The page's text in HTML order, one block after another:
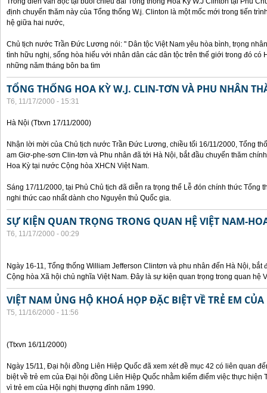
định chuyến thăm này của Tổng thống W.j. Clinton là một mốc mới trong tiến
hệ giữa hai nước,
Chủ tịch nước Trần Đức Lương nói: " Dân tộc Việt Nam yêu hòa bình, trọng
tình hữu nghị, sống hòa hiếu với nhân dân các dân tộc trên thế giới trong đó có
những năm tháng bôn ba tìm
TỔNG THỐNG HOA KỲ W.J. CLIN-TƠN VÀ PHU NHÂN
T6, 11/17/2000 - 15:31
Hà Nội (Ttxvn 17/11/2000)
Nhận lời mời của Chủ tịch nước Trần Đức Lương, chiều tối 16/11/2000, Tổng
am Giơ-phe-sơn Clin-tơn và Phu nhân đã tới Hà Nội, bắt đầu chuyến thăm
Hoa Kỳ tại nước Cộng hòa XHCN Việt Nam.
Sáng 17/11/2000, tại Phủ Chủ tịch đã diễn ra trọng thể Lễ đón chính thức Tổng
nghi thức cao nhất dành cho Nguyên thủ Quốc gia.
SỰ KIỆN QUAN TRỌNG TRONG QUAN HỆ VIỆT NAM-
T6, 11/17/2000 - 00:29
Ngày 16-11, Tổng thống William Jefferson Clintơn và phu nhân đến Hà Nội,
Cộng hòa Xã hội chủ nghĩa Việt Nam. Đây là sự kiện quan trọng trong quan hệ
VIỆT NAM ỦNG HỘ KHOÁ HỌP ĐẶC BIỆT VỀ TRẺ EM
T5, 11/16/2000 - 11:56
(Ttxvn 16/11/2000)
Ngày 15/11, Đại hội đồng Liên Hiệp Quốc đã xem xét đề mục 42 có liên quan
biệt về trẻ em của Đại hội đồng Liên Hiệp Quốc nhằm kiểm điểm việc thực
vì trẻ em của Hội nghị thượng đỉnh năm 1990.